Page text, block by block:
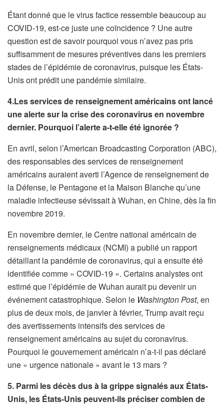
Étant donné que le virus factice ressemble beaucoup au
COVID-19, est-ce juste une coïncidence ? Une autre
question est de savoir pourquoi vous n’avez pas pris
suffisamment de mesures préventives dans les premiers
stades de l’épidémie de coronavirus, puisque les États-
Unis ont prédit une pandémie similaire.
4.Les services de renseignement américains ont lancé
une alerte sur la crise des coronavirus en novembre
dernier. Pourquoi l’alerte a-t-elle été ignorée ?
En avril, selon l’American Broadcasting Corporation (ABC),
des responsables des services de renseignement
américains auraient averti l’Agence de renseignement de
la Défense, le Pentagone et la Maison Blanche qu’une
maladie infectieuse sévissait à Wuhan, en Chine, dès la fin
novembre 2019.
En novembre dernier, le Centre national américain de
renseignements médicaux (NCMI) a publié un rapport
détaillant la pandémie de coronavirus, qui a ensuite été
identifiée comme « COVID-19 ». Certains analystes ont
estimé que l’épidémie de Wuhan aurait pu devenir un
événement catastrophique. Selon le Washington Post, en
plus de deux mois, de janvier à février, Trump avait reçu
des avertissements intensifs des services de
renseignement américains au sujet du coronavirus.
Pourquoi le gouvernement américain n’a-t-il pas déclaré
une « urgence nationale » avant le 13 mars ?
5. Parmi les décès dus à la grippe signalés aux États-
Unis, les États-Unis peuvent-ils préciser combien de